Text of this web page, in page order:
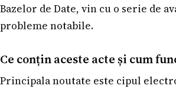
Bazelor de Date, vin cu o serie de
probleme notabile.
Ce conțin aceste acte și cum
Principala noutate este cipul